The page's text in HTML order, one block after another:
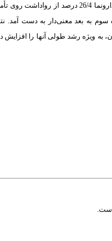
ترتیب 99 و 74 درصد حاصل شده است. به طور کلی برای شیرخواران گروه
از ماه سوم به بعد معنی‌دار به دست
ویژه رشد طولی آنها را افزایش
است.